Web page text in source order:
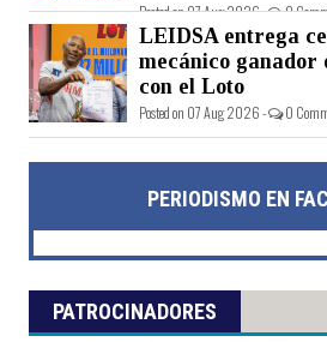
Posted on 07 Aug 2026 - 0
LEIDSA entrega
mecánico ganador
con el Loto
Posted on 07 Aug 2026 - 0
PERIODISMO EN
PATROCINADORES